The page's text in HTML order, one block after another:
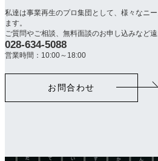
私達は事業再生のプロ集団として、様々なニ
ます。
ご質問やご相談、無料面談のお申し込みなど
カ
ラ
ク
028-634-5088
営業時間：10:00～18:00
お問合わせ